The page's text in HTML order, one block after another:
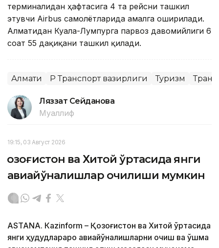
терминалидан ҳафтасига 4 та рейсни ташкил
этувчи Airbus самолётларида амалга оширилади.
Алматидан Куала-Лумпурга парвоз давомийлиги 6
соат 55 дақиқани ташкил қилади.
Алмати ҚР Транспорт вазирлиги Туризм
Ляззат Сейданова
Муаллиф
19:15, 03 Август 2026
Қозоғистон ва Хитой ўртасида янги
авиайўналишлар очилиши мумкин
ASTANА. Кazinform – Қозоғистон ва Хитой ўртасида
янги ҳудудлараро авиайўналишларни очиш ва қўшма